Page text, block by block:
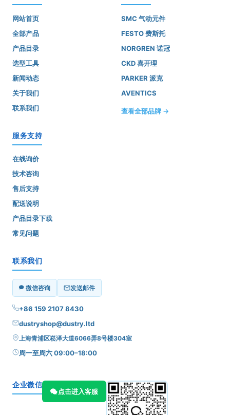
网站首页
全部产品
产品目录
选型工具
新闻动态
关于我们
联系我们
SMC 气动元件
FESTO 费斯托
NORGREN 诺冠
CKD 喜开理
PARKER 派克
AVENTICS
查看全部品牌 →
服务支持
在线询价
技术咨询
售后支持
配送说明
产品目录下载
常见问题
联系我们
微信咨询 发送邮件
+86 159 2107 8430
dustryshop@dustry.ltd
上海青浦区崧泽大道6066弄8号楼304室
周一至周六 09:00–18:00
企业微信
点击进入客服